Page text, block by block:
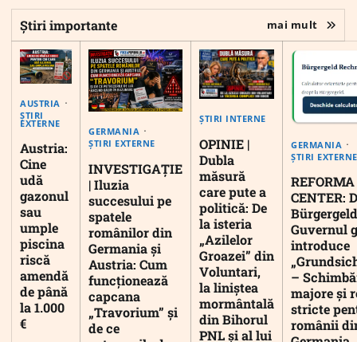
Știri importante mai mult
AUSTRIA
ȘTIRI
EXTERNE
Austria:
Cine
udă
gazonul
sau
umple
piscina
riscă
amendă
de până
la 1.000
€
GERMANIA
ȘTIRI EXTERNE
INVESTIGAȚIE
| Iluzia
succesului pe
spatele
românilor din
Germania și
Austria: Cum
funcționează
capcana
„Travorium” și
de ce
ȘTIRI INTERNE
OPINIE |
Dubla
măsură
care pute a
politică: De
la isteria
„Azilelor
Groazei” din
Voluntari,
la liniștea
mormântală
din Bihorul
PNL și al lui
GERMANIA
ȘTIRI EXTERNE
CENTER:
Guvernul
introduce
–
majore și
stricte
românii